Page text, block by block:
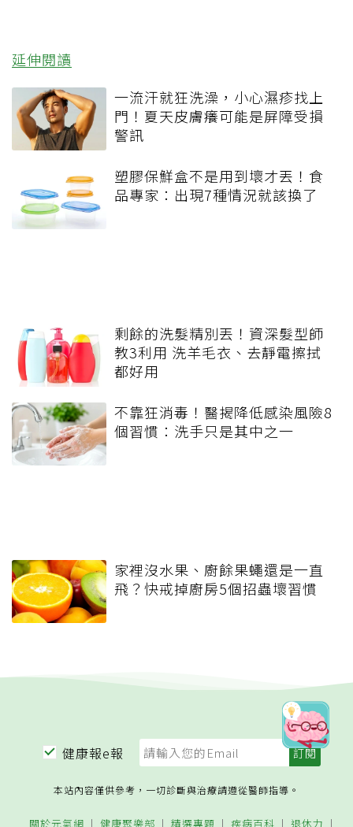
延伸閱讀
一流汗就狂洗澡，小心濕疹找上
門！夏天皮膚癢可能是屏障受損
警訊
塑膠保鮮盒不是用到壞才丟！食
品專家：出現7種情況就該換了
剩餘的洗髮精別丟！資深髮型師
教3利用 洗羊毛衣、去靜電擦拭
都好用
不靠狂消毒！醫揭降低感染風險8
個習慣：洗手只是其中之一
家裡沒水果、廚餘果蠅還是一直
飛？快戒掉廚房5個招蟲壞習慣
健康報e報
本站內容僅供參考，一切診斷與治療請遵從醫師指導。
關於元氣網 健康聚樂部 精選專題 疾病百科 退休力